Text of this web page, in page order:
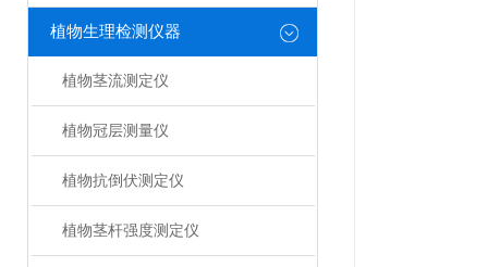
植物生理检测仪器
植物茎流测定仪
植物冠层测量仪
植物抗倒伏测定仪
植物茎杆强度测定仪